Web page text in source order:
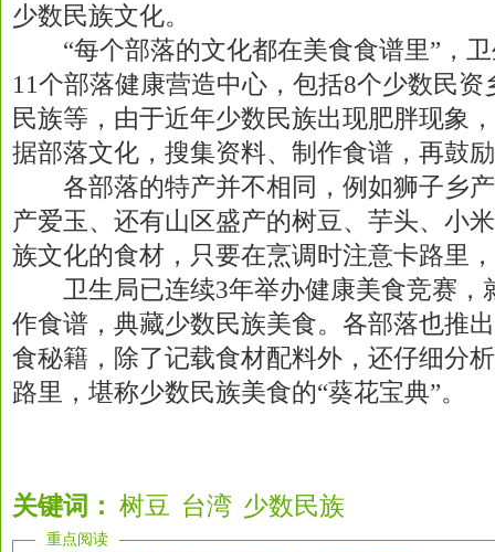
少数民族文化。
“每个部落的文化都在美食食谱里”，卫
11个部落健康营造中心，包括8个少数民
民族等，由于近年少数民族出现肥胖现象
据部落文化，搜集资料、制作食谱，再鼓
各部落的特产并不相同，例如狮子乡产
产爱玉、还有山区盛产的树豆、芋头、小
族文化的食材，只要在烹调时注意卡路里
卫生局已连续3年举办健康美食竞赛，
作食谱，典藏少数民族美食。各部落也推
食秘籍，除了记载食材配料外，还仔细分
路里，堪称少数民族美食的“葵花宝典”。
关键词： 树豆 台湾 少数民族
重点阅读